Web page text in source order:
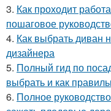
3. Как проходит
пошаговое
4. Как выбрать диван
дизайнера
5. Полный гид по
выбрать и как
6. Полное